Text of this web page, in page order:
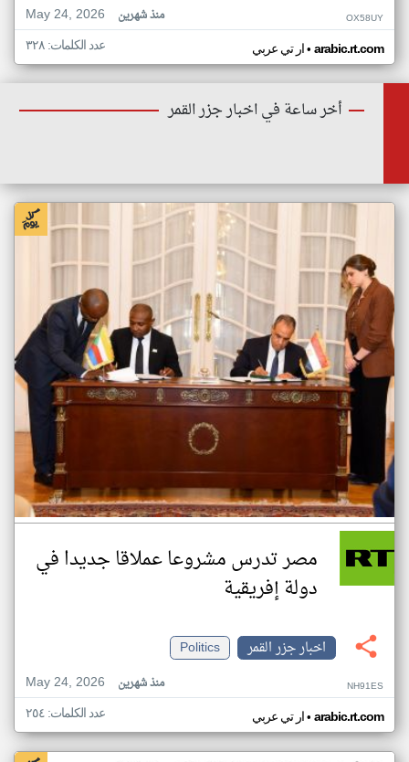
May 24, 2026
منذ شهرين OX58UY
ار تي عربي• arabic.rt.com عدد الكلمات: ٣٢٨
أخر ساعة في اخبار جزر القمر
مصر تدرس مشروعا عملاقا جديدا في
دولة إفريقية
اخبار جزر القمر
Politics
May 24, 2026
منذ شهرين NH91ES
ار تي عربي• arabic.rt.com عدد الكلمات: ٢٥٤